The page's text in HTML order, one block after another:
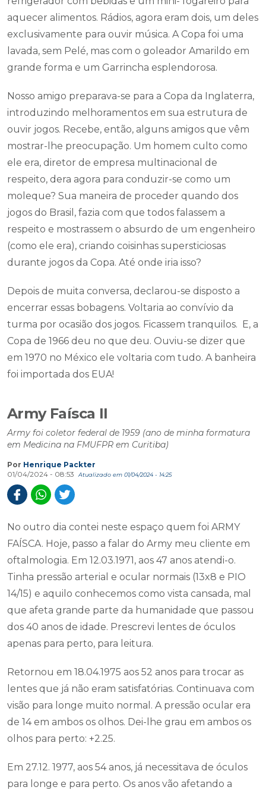
aquecer alimentos. Rádios, agora eram dois, um deles
exclusivamente para ouvir música. A Copa foi uma
lavada, sem Pelé, mas com o goleador Amarildo em
grande forma e um Garrincha esplendorosa.
Nosso amigo preparava-se para a Copa da Inglaterra,
introduzindo melhoramentos em sua estrutura de
ouvir jogos. Recebe, então, alguns amigos que vêm
mostrar-lhe preocupação. Um homem culto como
ele era, diretor de empresa multinacional de
respeito, dera agora para conduzir-se como um
moleque? Sua maneira de proceder quando dos
jogos do Brasil, fazia com que todos falassem a
respeito e mostrassem o absurdo de um engenheiro
(como ele era), criando coisinhas supersticiosas
durante jogos da Copa. Até onde iria isso?
Depois de muita conversa, declarou-se disposto a
encerrar essas bobagens. Voltaria ao convívio da
turma por ocasião dos jogos. Ficassem tranquilos. E, a
Copa de 1966 deu no que deu. Ouviu-se dizer que
em 1970 no México ele voltaria com tudo. A banheira
foi importada dos EUA!
Army Faísca II
Army foi coletor federal de 1959 (ano de minha formatura
em Medicina na FMUFPR em Curitiba)
Por Henrique Packter
01/04/2024 - 08:53
Atualizado em 01/04/2024 - 14:25
No outro dia contei neste espaço quem foi ARMY
FAÍSCA. Hoje, passo a falar do Army meu cliente em
oftalmologia. Em 12.03.1971, aos 47 anos atendi-o.
Tinha pressão arterial e ocular normais (13x8 e PIO
14/15) e aquilo conhecemos como vista cansada, mal
que afeta grande parte da humanidade que passou
dos 40 anos de idade. Prescrevi lentes de óculos
apenas para perto, para leitura.
Retornou em 18.04.1975 aos 52 anos para trocar as
lentes que já não eram satisfatórias. Continuava com
visão para longe muito normal. A pressão ocular era
de 14 em ambos os olhos. Dei-lhe grau em ambos os
olhos para perto: +2.25.
Em 27.12. 1977, aos 54 anos, já necessitava de óculos
para longe e para perto. Os anos vão afetando a